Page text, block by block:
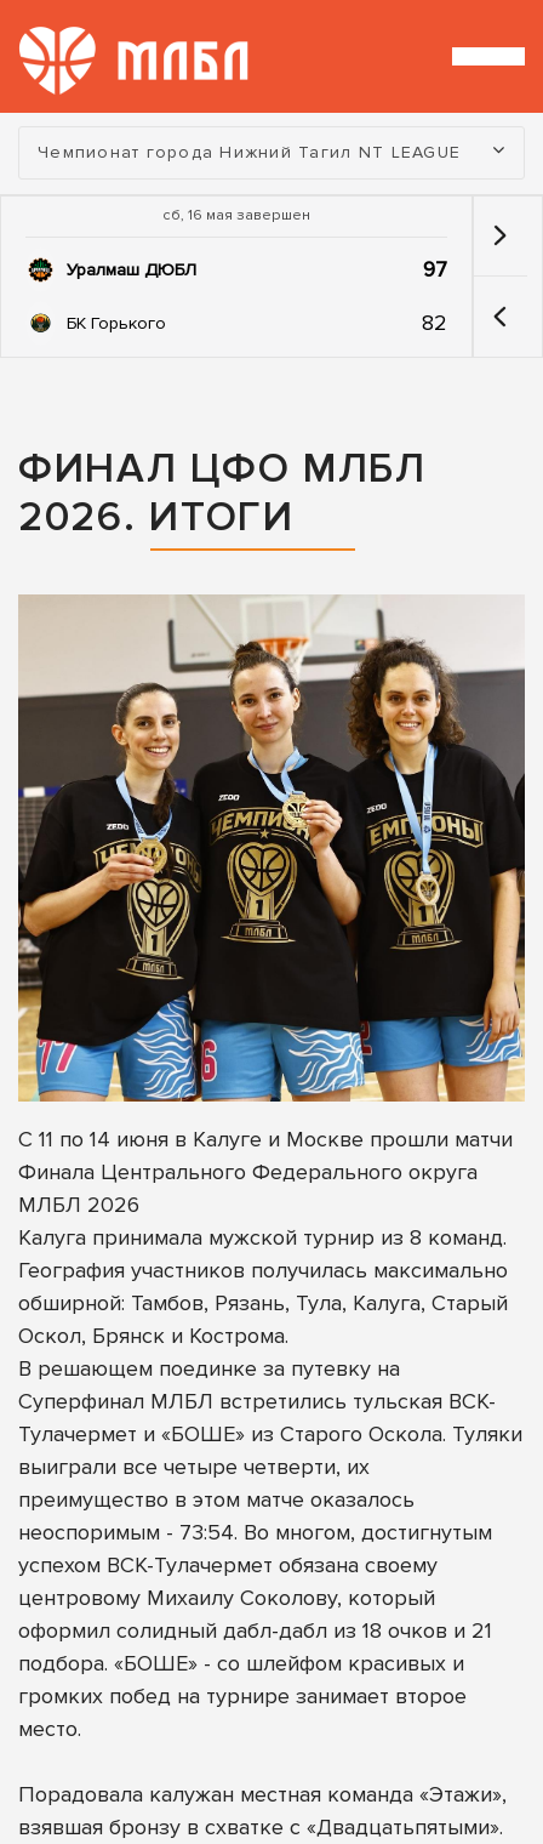
Турнир:
Чемпионат города Нижний Тагил NT LEAGUE
сб, 16 мая завершен
Уралмаш ДЮБЛ 97
БК Горького 82
ФИНАЛ ЦФО МЛБЛ
2026. ИТОГИ
С 11 по 14 июня в Калуге и Москве прошли матчи
Финала Центрального Федерального округа
МЛБЛ 2026
Калуга принимала мужской турнир из 8 команд.
География участников получилась максимально
обширной: Тамбов, Рязань, Тула, Калуга, Старый
Оскол, Брянск и Кострома.
В решающем поединке за путевку на
Суперфинал МЛБЛ встретились тульская ВСК-
Тулачермет и «БОШЕ» из Старого Оскола. Туляки
выиграли все четыре четверти, их
преимущество в этом матче оказалось
неоспоримым - 73:54. Во многом, достигнутым
успехом ВСК-Тулачермет обязана своему
центровому Михаилу Соколову, который
оформил солидный дабл-дабл из 18 очков и 21
подбора. «БОШЕ» - со шлейфом красивых и
громких побед на турнире занимает второе
место.
Порадовала калужан местная команда «Этажи»,
взявшая бронзу в схватке с «Двадцатьпятыми».